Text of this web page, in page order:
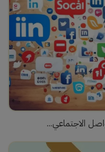
الاجتماعي...